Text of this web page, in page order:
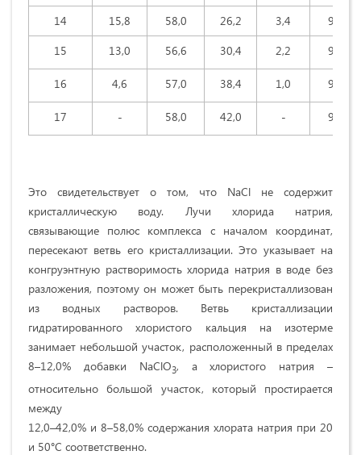
14
15,8 58,0 26,2 3,4
92,0
15
13,0 56,6 30,4 2,2 93,0
16 4,6 57,0 38,4 1,0 94,0
17 - 58,0 42,0 - 96,0
Это свидетельствует о том, что NaCl не содержит
кристаллическую воду. Лучи хлорида натрия,
связывающие полюс комплекса с началом координат,
пересекают ветвь его кристаллизации. Это указывает на
конгруэнтную растворимость хлорида натрия в воде без
разложения, поэтому он может быть перекристаллизован
из водных растворов. Ветвь кристаллизации
гидратированного хлористого кальция на изотерме
занимает небольшой участок, расположенный в пределах
8–12,0% добавки NaClO3, а хлористого натрия –
относительно большой участок, который простирается
между
12,0–42,0% и 8–58,0% содержания хлората натрия при 20
и 50°С соответственно.